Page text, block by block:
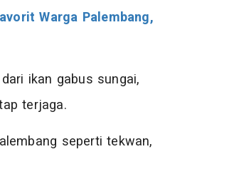
Warga Palembang,
ikan gabus sungai,
terjaga.
seperti tekwan,